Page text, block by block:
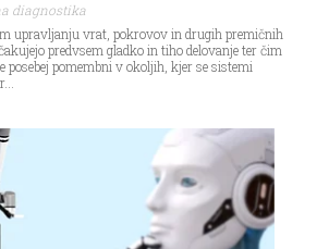
diagnostika
upravljanju vrat, pokrovov in drugih premičnih
predvsem gladko in tiho delovanje ter čim
posebej pomembni v okoljih, kjer se sistemi